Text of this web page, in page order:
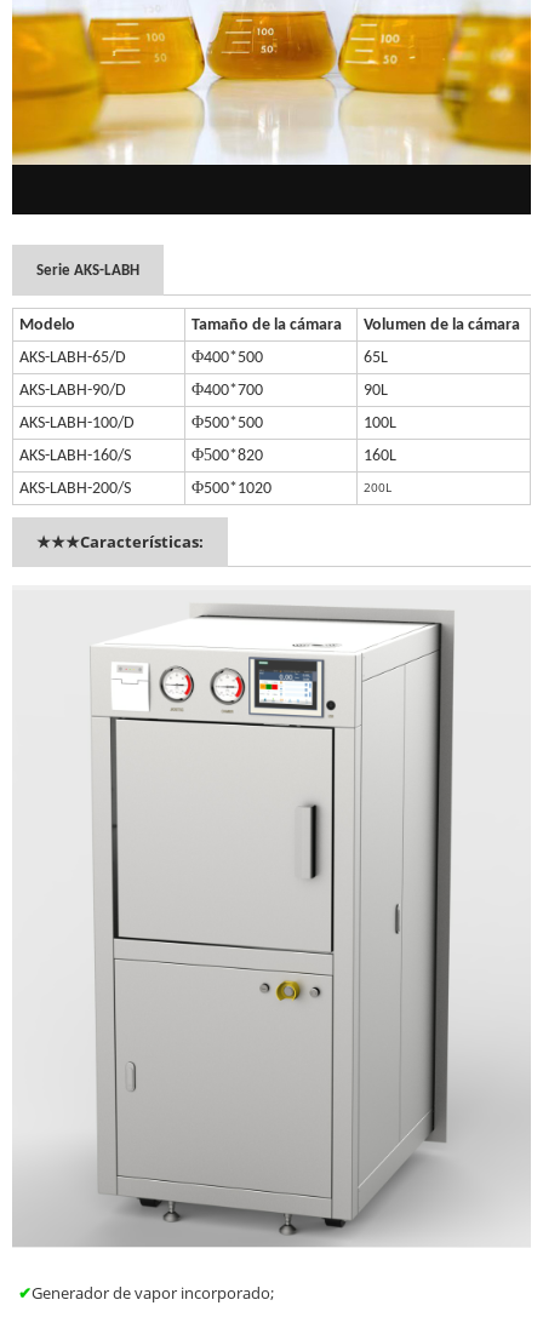
Serie AKS-LABH
Modelo Tamaño de la cámara
Volumen de la cámara
AKS-LABH-65/D
Φ400*500
65L
AKS-LABH-90/D
Φ400*700
90L
AKS-LABH-100/D
Φ500*500
100L
AKS-LABH-160/S
Φ500*820
160L
AKS-LABH-200/S
Φ500*1020 200L
★★★Características:
✔Generador de vapor incorporado;